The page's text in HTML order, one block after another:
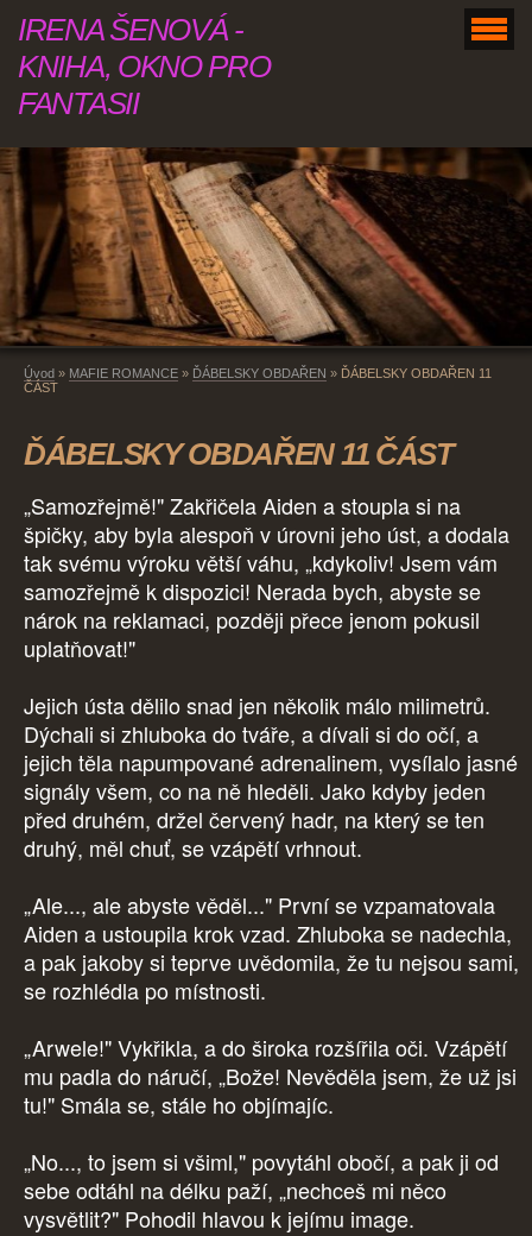
IRENA ŠENOVÁ -
KNIHA, OKNO PRO
FANTASII
Úvod » MAFIE ROMANCE » ĎÁBELSKY OBDAŘEN » ĎÁBELSKY OBDAŘEN 11
ČÁST
ĎÁBELSKY OBDAŘEN 11 ČÁST
„Samozřejmě!" Zakřičela Aiden a stoupla si na
špičky, aby byla alespoň v úrovni jeho úst, a dodala
tak svému výroku větší váhu, „kdykoliv! Jsem vám
samozřejmě k dispozici! Nerada bych, abyste se
nárok na reklamaci, později přece jenom pokusil
uplatňovat!"
Jejich ústa dělilo snad jen několik málo milimetrů.
Dýchali si zhluboka do tváře, a dívali si do očí, a
jejich těla napumpované adrenalinem, vysílalo jasné
signály všem, co na ně hleděli. Jako kdyby jeden
před druhém, držel červený hadr, na který se ten
druhý, měl chuť, se vzápětí vrhnout.
„Ale..., ale abyste věděl..." První se vzpamatovala
Aiden a ustoupila krok vzad. Zhluboka se nadechla,
a pak jakoby si teprve uvědomila, že tu nejsou sami,
se rozhlédla po místnosti.
„Arwele!" Vykřikla, a do široka rozšířila oči. Vzápětí
mu padla do náručí, „Bože! Nevěděla jsem, že už jsi
tu!" Smála se, stále ho objímajíc.
„No..., to jsem si všiml," povytáhl obočí, a pak ji od
sebe odtáhl na délku paží, „nechceš mi něco
vysvětlit?" Pohodil hlavou k jejímu image.